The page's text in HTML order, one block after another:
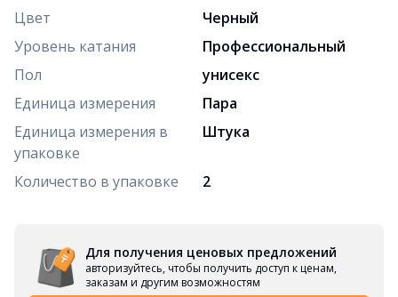
Цвет
Черный
Уровень катания
Профессиональный
Пол
унисекс
Единица измерения
Пара
Единица измерения в
упаковке
Штука
Количество в упаковке 2
Для получения ценовых предложений
авторизуйтесь, чтобы получить доступ к ценам,
заказам и другим возможностям